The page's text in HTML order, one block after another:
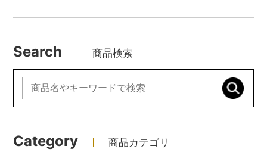
Search 商品検索
Category 商品カテゴリ